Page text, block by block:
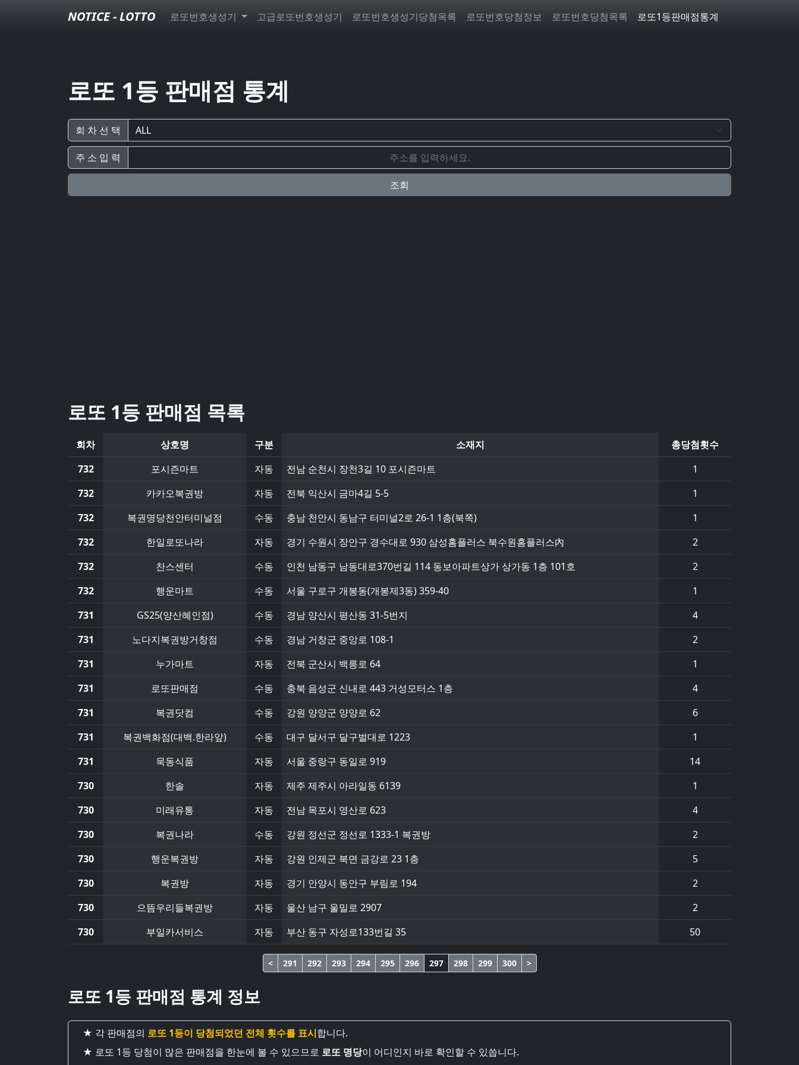
NOTICE - LOTTO 로또번호생성기 고급로또번호생성기 로또번호생성기당첨목록 로또번호당첨정보 로또번호당첨목록 로또1등판매점통계
로또 1등 판매점 통계
회 차 선 택
주 소 입 력
조회
로또 1등 판매점 목록
회차 상호명 구분 소재지
총당첨횟수
732
포시즌마트 자동 전남 순천시 장천3길 10 포시즌마트
1
732
카카오복권방 자동 전북 익산시 금마4길 5-5
1
732
복권명당천안터미널점 수동 충남 천안시 동남구 터미널2로 26-1 1층(북쪽)
1
732
한일로또나라 자동 경기 수원시 장안구 경수대로 930 삼성홈플러스 북수원홈플러스內
2
732
찬스센터 수동 인천 남동구 남동대로370번길 114 동보아파트상가 상가동 1층 101호
2
732
행운마트 수동 서울 구로구 개봉동(개봉제3동) 359-40
1
731
GS25(양산혜인점) 수동 경남 양산시 평산동 31-5번지
4
731
노다지복권방거창점 수동 경남 거창군 중앙로 108-1
2
731
누가마트 자동 전북 군산시 백릉로 64
1
731
로또판매점 수동 충북 음성군 신내로 443 거성모터스 1층
4
731
복권닷컴 수동 강원 양양군 양양로 62
6
731
복권백화점(대백.한라앞) 수동 대구 달서구 달구벌대로 1223
1
731
묵동식품 자동 서울 중랑구 동일로 919
14
730
한솔 자동 제주 제주시 아라일동 6139
1
730
미래유통 자동 전남 목포시 영산로 623
4
730
복권나라 수동 강원 정선군 정선로 1333-1 복권방
2
730
행운복권방 자동 강원 인제군 북면 금강로 23 1층
5
730
복권방 자동 경기 안양시 동안구 부림로 194
2
730
으뜸우리들복권방 자동 울산 남구 울밀로 2907
2
730
부일카서비스 자동 부산 동구 자성로133번길 35 50
< 291 292 293 294 295 296 297 298 299 300 >
로또 1등 판매점 통계 정보
★ 각 판매점의 로또 1등이 당첨되었던 전체 횟수를 표시합니다.
★ 로또 1등 당첨이 많은 판매점을 한눈에 볼 수 있으므로 로또 명당이 어디인지 바로 확인할 수 있씁니다.